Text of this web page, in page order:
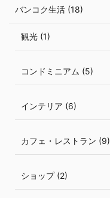
バンコク生活 (18)
観光 (1)
コンドミニアム (5)
インテリア (6)
カフェ・レストラン (9)
ショップ (2)